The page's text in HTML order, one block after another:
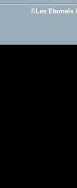
©Les Eternels